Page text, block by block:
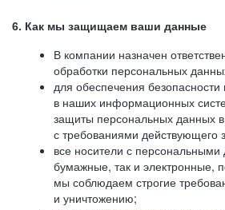
6. Как мы защищаем ваши данные
В компании назначен
обработки персональных
для обеспечения
в наших информационных
защиты персональных данных в
с требованиями действующего
все носители с
бумажные, так и электронные,
мы соблюдаем строгие
и уничтожению;